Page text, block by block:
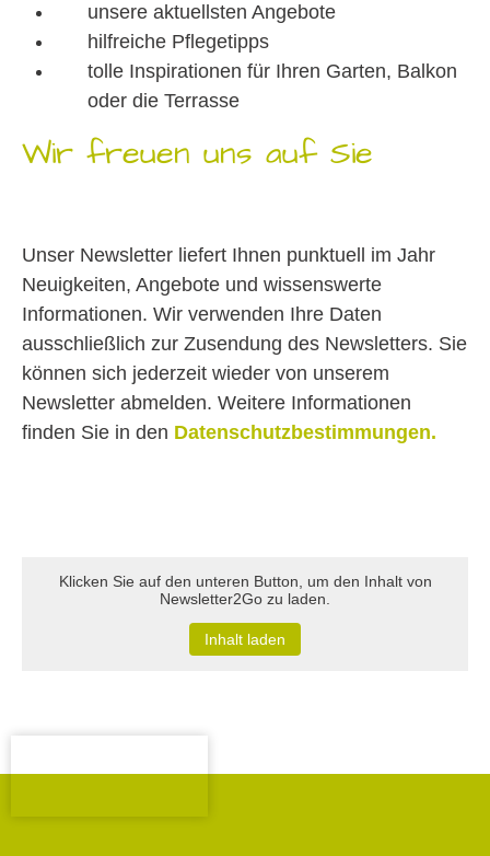
unsere aktuellsten Angebote
hilfreiche Pflegetipps
tolle Inspirationen für Ihren Garten, Balkon
oder die Terrasse
Wir freuen uns auf Sie
Unser Newsletter liefert Ihnen punktuell im Jahr
Neuigkeiten, Angebote und wissenswerte
Informationen. Wir verwenden Ihre Daten
ausschließlich zur Zusendung des Newsletters. Sie
können sich jederzeit wieder von unserem
Newsletter abmelden. Weitere Informationen
finden Sie in den Datenschutzbestimmungen.
Klicken Sie auf den unteren Button, um den Inhalt von
Newsletter2Go zu laden.
Inhalt laden